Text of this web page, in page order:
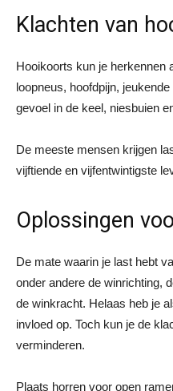
Klachten van
Hooikoorts kun je herkennen
loopneus, hoofdpijn,
gevoel in de keel, niesbuien
De meeste mensen krijgen
vijftiende en vijfentwintigste
Oplossingen
De mate waarin je last hebt
onder andere de winrichting,
de winkracht. Helaas heb je
invloed op. Toch kun je de
verminderen.
Plaats horren voor open